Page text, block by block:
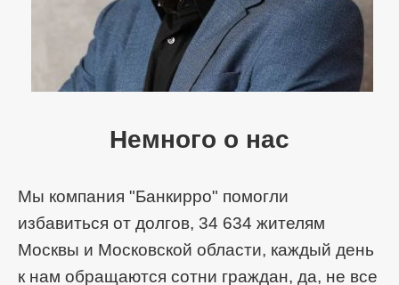
Немного о нас
Мы компания "Банкирро" помогли
избавиться от долгов, 34 634 жителям
Москвы и Московской области, каждый день
к нам обращаются сотни граждан, да, не все